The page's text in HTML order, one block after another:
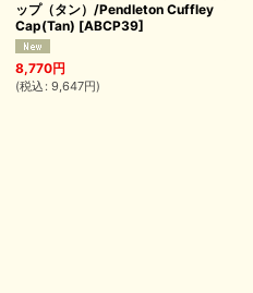
ップ（タン）/Pendleton Cuffley
Cap(Tan) [ABCP39]
8,770円
(税込 : 9,647円)